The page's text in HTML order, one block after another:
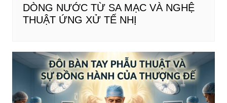
DÒNG NƯỚC TỪ SA MẠC VÀ NGHỆ
THUẬT ỨNG XỬ TẾ NHỊ